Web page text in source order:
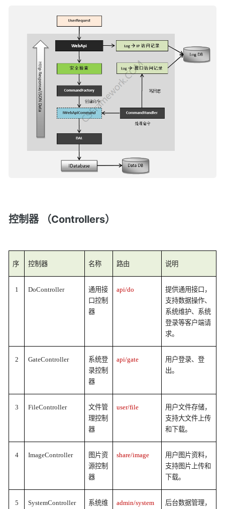
控制器 （Controllers）
序 控制器 名称 路由 说明
1 DoController
通用接
口控制
器
api/do
提供通用接口，
支持数据操作、
系统维护、系统
登录等客户端请
求。
2 GateController
系统登
录控制
器
api/gate
用户登录、登
出。
3 FileController
文件管
理控制
器
user/file
用户文件存储，
支持大文件上传
和下载。
4 ImageController
图片资
源控制
器
share/image
用户图片资料，
支持图片上传和
下载。
5 SystemController
系统维
admin/system
后台数据管理，